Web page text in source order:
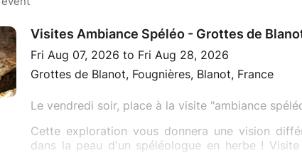
Visites Ambiance Spéléo - Grottes de
Fri Aug 07, 2026 to Fri Aug 28, 2026
Grottes de Blanot, Fougnières, Blanot, France
Le vendredi soir, place à la visite "ambiance
Cette exploration vous donnera une vision
dans la peau d'un spéléologue en herbe !